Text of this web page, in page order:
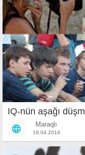
IQ-nün aşağı
Maraqlı
18.04.2014